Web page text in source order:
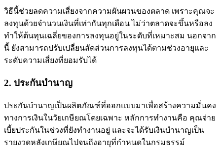
วิธีนี้ช่วยลดความเสี่ยงจากความผันผวนของตลาด เพราะคุณจะ
ลงทุนด้วยจำนวนเงินที่เท่ากันทุกเดือน ไม่ว่าตลาดจะขึ้นหรือลง
ทำให้ต้นทุนเฉลี่ยของการลงทุนอยู่ในระดับที่เหมาะสม นอกจาก
นี้ ยังสามารถปรับเปลี่ยนสัดส่วนการลงทุนได้ตามช่วงอายุและ
ระดับความเสี่ยงที่ยอมรับได้
2. ประกันบำนาญ
ประกันบำนาญเป็นผลิตภัณฑ์ที่ออกแบบมาเพื่อสร้างความมั่นคง
ทางการเงินในวัยเกษียณโดยเฉพาะ หลักการทำงานคือ คุณจ่าย
เบี้ยประกันในช่วงที่ยังทำงานอยู่ และจะได้รับเงินบำนาญเป็น
รายงวดหลังเกษียณไปจนถึงอายุที่กำหนดในกรมธรรม์